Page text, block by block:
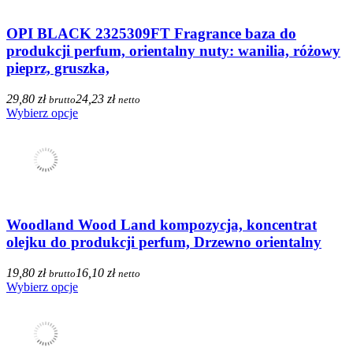
OPI BLACK 2325309FT Fragrance baza do
produkcji perfum, orientalny nuty: wanilia, różowy
pieprz, gruszka,
29,80 zł brutto24,23 zł netto
Wybierz opcje
Woodland Wood Land kompozycja, koncentrat
olejku do produkcji perfum, Drzewno orientalny
19,80 zł brutto 16,10 zł netto
Wybierz opcje